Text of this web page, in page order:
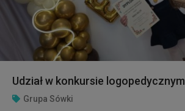
Udział w konkursie logopedycznym
Grupa Sówki